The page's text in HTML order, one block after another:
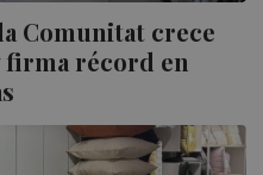
Comunitat crece
firma récord en